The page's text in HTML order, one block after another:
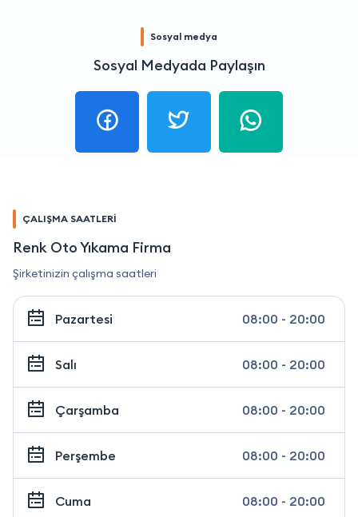
Sosyal medya
Sosyal Medyada Paylaşın
ÇALIŞMA SAATLERİ
Renk Oto Yıkama Firma
Şirketinizin çalışma saatleri
Pazartesi 08:00 - 20:00
Salı 08:00 - 20:00
Çarşamba 08:00 - 20:00
Perşembe 08:00 - 20:00
Cuma 08:00 - 20:00